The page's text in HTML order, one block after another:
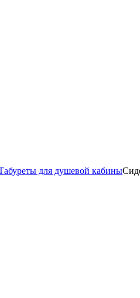
для душевой кабины